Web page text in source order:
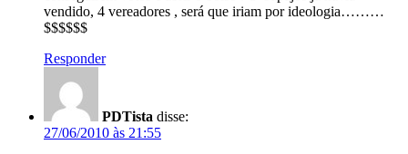
vendido, 4 vereadores , será que iriam por ideologia………
$$$$$$
Responder
PDTista disse:
27/06/2010 às 21:55